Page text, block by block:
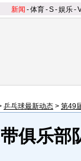
新闻 -体育-S-娱乐-
乒乓球最新动态 > 第49
俱乐部